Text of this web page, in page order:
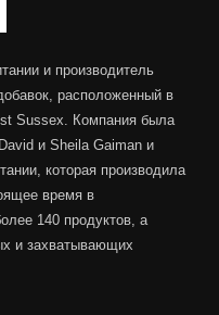
и производитель
расположенный в
Sussex. Компания была
и Sheila Gaiman и
которая производила
время в
140 продуктов, а
и захватывающих